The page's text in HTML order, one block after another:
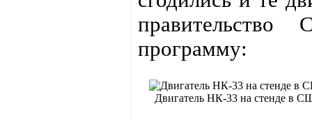
программу:
Двигатель НК-33 на стенде в